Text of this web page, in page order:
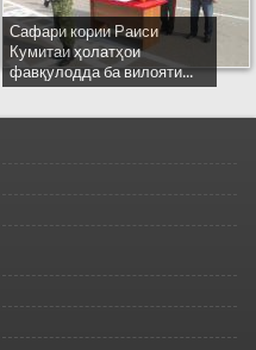
Сафари кории Раиси
Кумитаи ҳолатҳои
фавқулодда ба вилояти...